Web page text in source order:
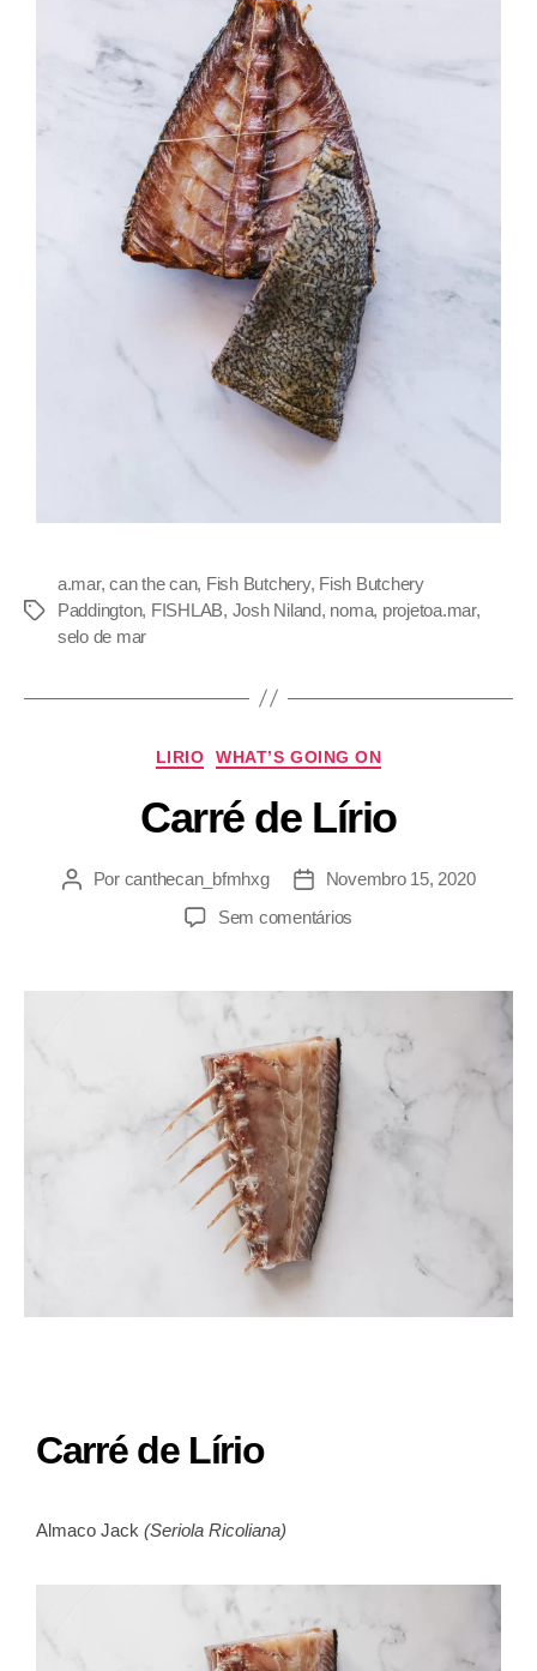
a.mar,can the can, Fish Butchery, Fish Butchery
Paddington, FISHLAB, Josh Niland, noma, projetoa.mar,
selo de mar
LIRIO WHAT’S GOING ON
Carré de Lírio
Por canthecan_bfmhxg
Novembro 15, 2020
Sem comentários
Carré de Lírio
Almaco Jack (Seriola Ricoliana)